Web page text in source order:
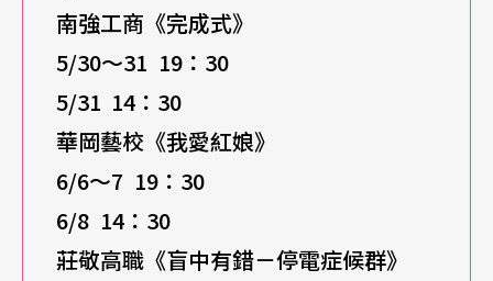
南強工商《完成式》
5/30～31 19 ： 30
5/31 14 ： 30
華岡藝校《我愛紅娘》
6/6～7 19 ： 30
6/8 14 ： 30
莊敬高職《盲中有錯－停電症候群》